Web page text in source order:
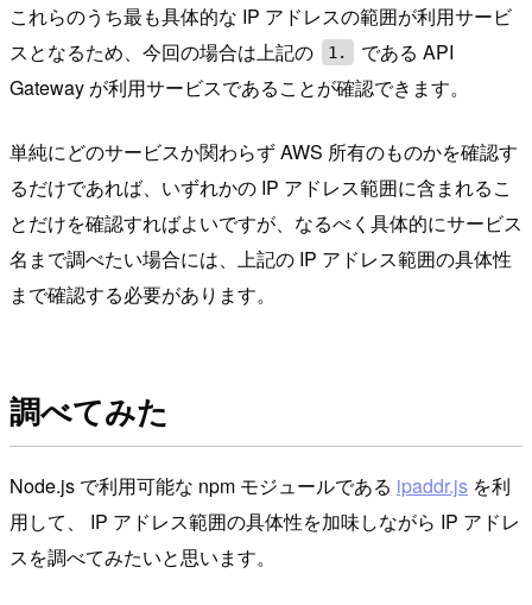
これらのうち最も具体的な IP アドレスの範囲が利用サービ
スとなるため、今回の場合は上記の
1.
である API
Gateway が利用サービスであることが確認できます。
単純にどのサービスか関わらず AWS 所有のものかを確認す
るだけであれば、いずれかの IP アドレス範囲に含まれるこ
とだけを確認すればよいですが、なるべく具体的にサービス
名まで調べたい場合には、上記の IP アドレス範囲の具体性
まで確認する必要があります。
調べてみた
Node.js で利用可能な npm モジュールである ipaddr.js を利
用して、 IP アドレス範囲の具体性を加味しながら IP アドレ
スを調べてみたいと思います。